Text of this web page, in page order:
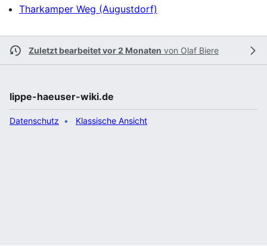
Tharkamper Weg (Augustdorf)
Zuletzt bearbeitet vor 2 Monaten von Olaf Biere
lippe-haeuser-wiki.de
Datenschutz Klassische Ansicht